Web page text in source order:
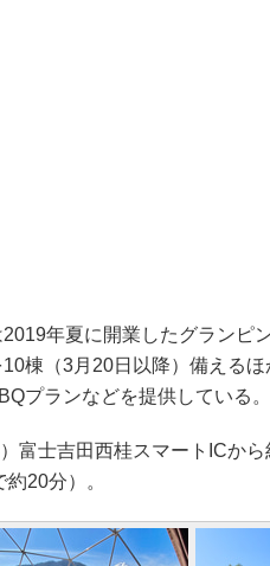
年夏に開業したグランピ
棟（3月20日以降）備える
プランなどを提供している。
富士吉田西桂スマートICから
20分）。